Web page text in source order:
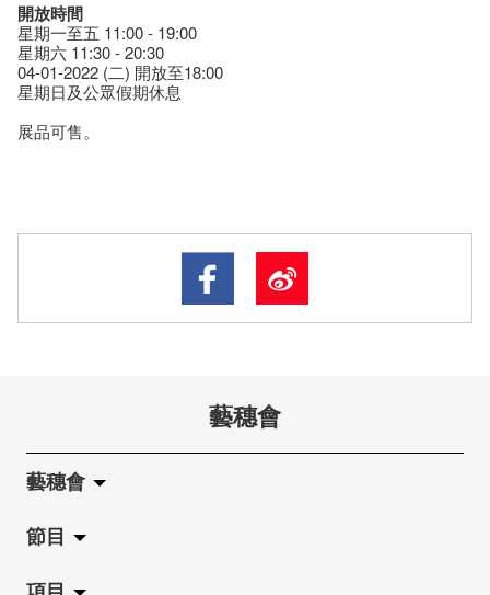
開放時間
星期一至五 11:00 - 19:00
星期六 11:30 - 20:30
04-01-2022 (二) 開放至18:00
星期日及公眾假期休息
展品可售。
藝穗會
藝穗會
關於藝穗會
藝穗會的演化
節目
拉闊